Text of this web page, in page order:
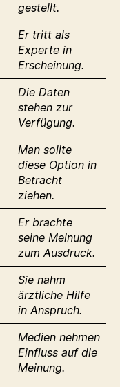
gestellt.
Er tritt als
Experte in
Erscheinung.
Die Daten
stehen zur
Verfügung.
Man sollte
diese Option in
Betracht
ziehen.
Er brachte
seine Meinung
zum Ausdruck.
Sie nahm
ärztliche Hilfe
in Anspruch.
Medien nehmen
Einfluss auf die
Meinung.